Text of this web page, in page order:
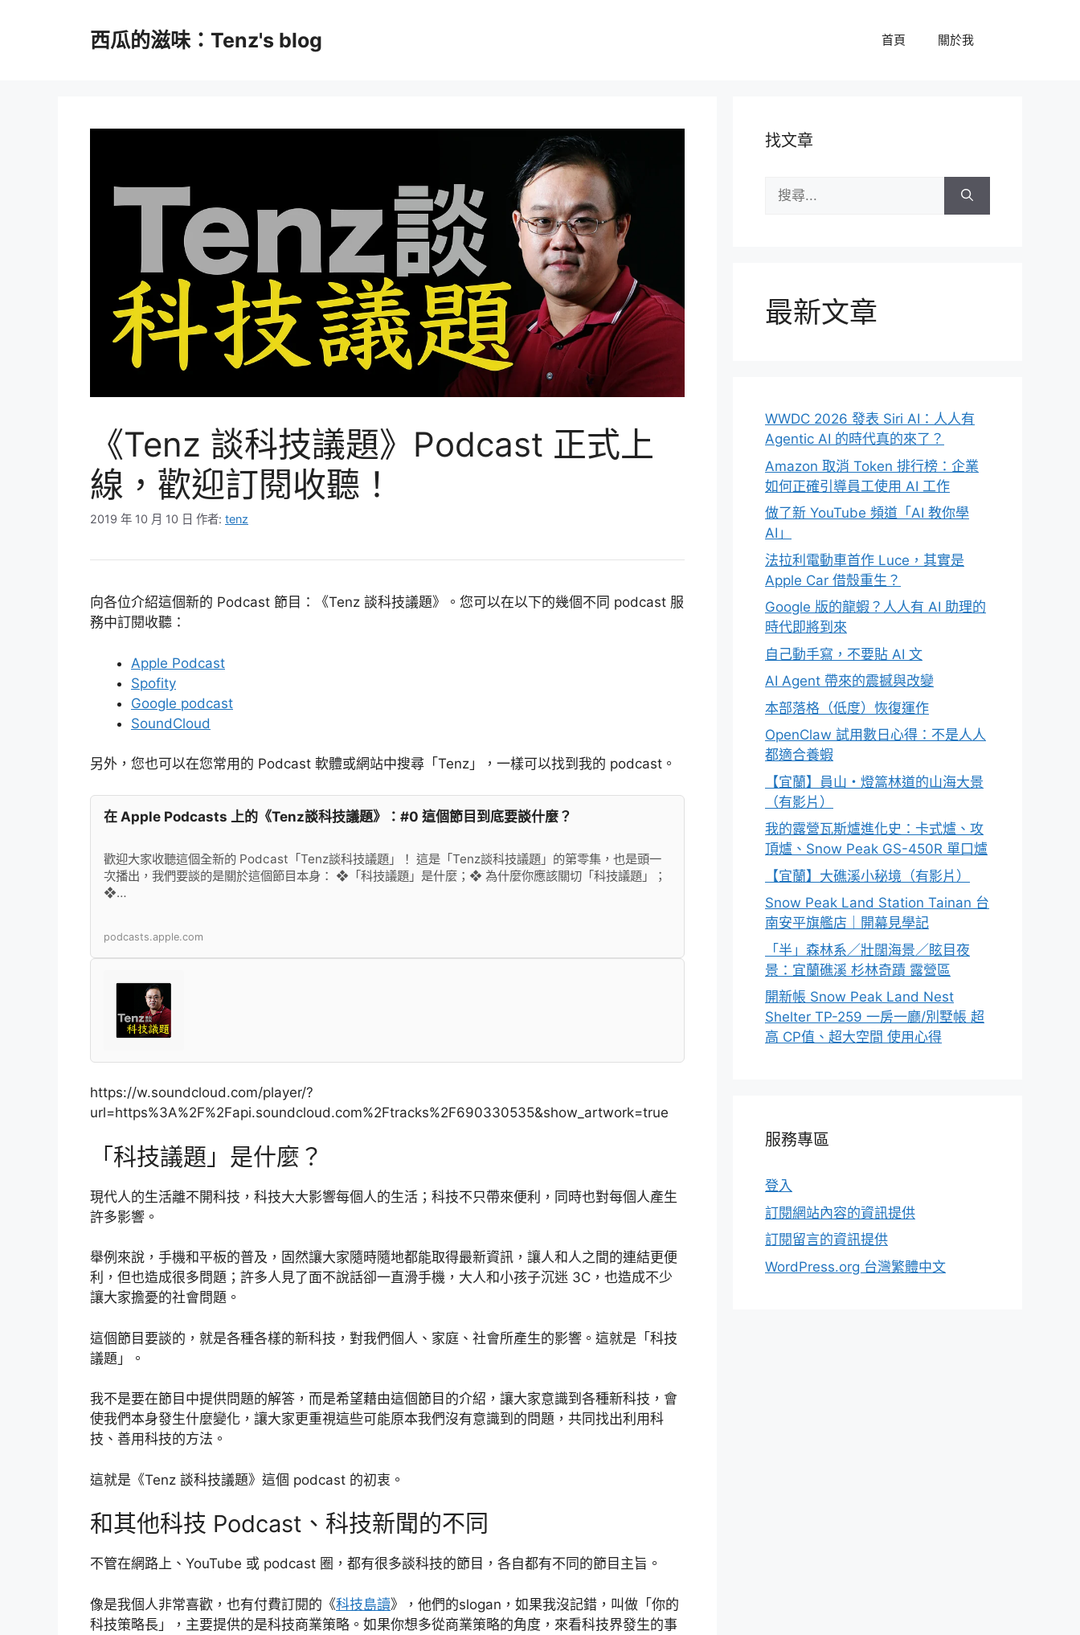
西瓜的滋味：Tenz's blog 首頁 關於我
《Tenz 談科技議題》Podcast 正式上
線，歡迎訂閱收聽！
2019 年 10 月 10 日 作者: tenz
向各位介紹這個新的 Podcast 節目：《Tenz 談科技議題》。您可以在以下的幾個不同 podcast 服
務中訂閱收聽：
Apple Podcast
Spofity
Google podcast
SoundCloud
另外，您也可以在您常用的 Podcast 軟體或網站中搜尋「Tenz」，一樣可以找到我的 podcast。
‎在 Apple Podcasts 上的《Tenz談科技議題》：#0 這個節目到底要談什麼？
歡迎大家收聽這個全新的 Podcast「Tenz談科技議題」！ 這是「Tenz談科技議題」的第零集，也是頭一
次播出，我們要談的是關於這個節目本身： ❖「科技議題」是什麼；❖ 為什麼你應該關切「科技議題」；
❖…
podcasts.apple.com
https://w.soundcloud.com/player/?
url=https%3A%2F%2Fapi.soundcloud.com%2Ftracks%2F690330535&show_artwork=true
「科技議題」是什麼？
現代人的生活離不開科技，科技大大影響每個人的生活；科技不只帶來便利，同時也對每個人產生
許多影響。
舉例來說，手機和平板的普及，固然讓大家隨時隨地都能取得最新資訊，讓人和人之間的連結更便
利，但也造成很多問題；許多人見了面不說話卻一直滑手機，大人和小孩子沉迷 3C，也造成不少
讓大家擔憂的社會問題。
這個節目要談的，就是各種各樣的新科技，對我們個人、家庭、社會所產生的影響。這就是「科技
議題」。
我不是要在節目中提供問題的解答，而是希望藉由這個節目的介紹，讓大家意識到各種新科技，會
使我們本身發生什麼變化，讓大家更重視這些可能原本我們沒有意識到的問題，共同找出利用科
技、善用科技的方法。
這就是《Tenz 談科技議題》這個 podcast 的初衷。
和其他科技 Podcast、科技新聞的不同
不管在網路上、YouTube 或 podcast 圈，都有很多談科技的節目，各自都有不同的節目主旨。
像是我個人非常喜歡，也有付費訂閱的《科技島讀》，他們的slogan，如果我沒記錯，叫做「你的
科技策略長」，主要提供的是科技商業策略。如果你想多從商業策略的角度，來看科技界發生的事
找文章
尋:
最新文章
WWDC 2026 發表 Siri AI：人人有
Agentic AI 的時代真的來了？
Amazon 取消 Token 排行榜：企業
如何正確引導員工使用 AI 工作
做了新 YouTube 頻道「AI 教你學
AI」
法拉利電動車首作 Luce，其實是
Apple Car 借殼重生？
Google 版的龍蝦？人人有 AI 助理的
時代即將到來
自己動手寫，不要貼 AI 文
AI Agent 帶來的震撼與改變
本部落格（低度）恢復運作
OpenClaw 試用數日心得：不是人人
都適合養蝦
【宜蘭】員山・燈篙林道的山海大景
（有影片）
我的露營瓦斯爐進化史：卡式爐、攻
頂爐、Snow Peak GS-450R 單口爐
【宜蘭】大礁溪小秘境（有影片）
Snow Peak Land Station Tainan 台
南安平旗艦店｜開幕見學記
「半」森林系／壯闊海景／眩目夜
景：宜蘭礁溪 杉林奇蹟 露營區
開新帳 Snow Peak Land Nest
Shelter TP-259 一房一廳/別墅帳 超
高 CP值、超大空間 使用心得
服務專區
登入
訂閱網站內容的資訊提供
訂閱留言的資訊提供
WordPress.org 台灣繁體中文